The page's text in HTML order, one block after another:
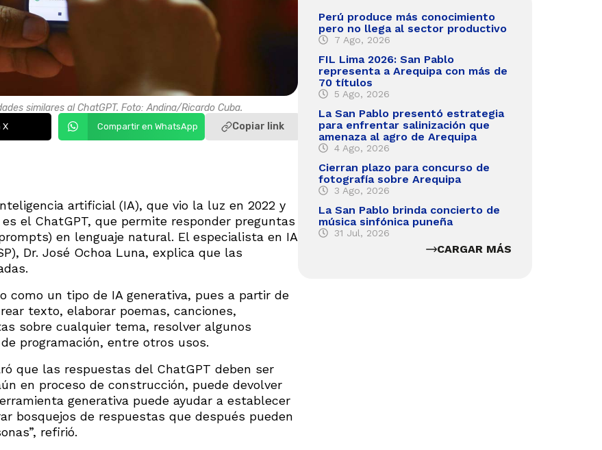
similares al ChatGPT. Foto: Andina/Ricardo Cuba.
X Compartir en WhatsApp Copiar link
artificial (IA), que vio la luz en 2022 y
el ChatGPT, que permite responder preguntas
en lenguaje natural. El especialista en IA
Dr. José Ochoa Luna, explica que las
como un tipo de IA generativa, pues a partir de
texto, elaborar poemas, canciones,
sobre cualquier tema, resolver algunos
programación, entre otros usos.
que las respuestas del ChatGPT deben ser
en proceso de construcción, puede devolver
generativa puede ayudar a establecer
bosquejos de respuestas que después pueden
refirió.
Perú produce más conocimiento
pero no llega al sector productivo
7 Ago, 2026
FIL Lima 2026: San Pablo
representa a Arequipa con más de
70 títulos
5 Ago, 2026
La San Pablo presentó estrategia
para enfrentar salinización que
amenaza al agro de Arequipa
4 Ago, 2026
Cierran plazo para concurso de
fotografía sobre Arequipa
3 Ago, 2026
La San Pablo brinda concierto de
música sinfónica puneña
31 Jul, 2026
CARGAR MÁS